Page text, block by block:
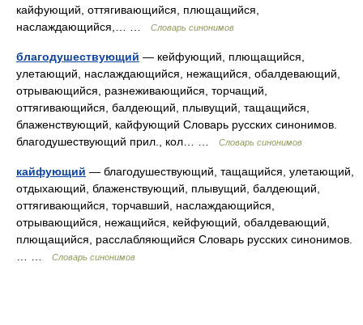
кайфующий, оттягивающийся, плющащийся,
наслаждающийся,… …
Словарь синонимов
благодушествующий — кейфующий, плющащийся,
улетающий, наслаждающийся, нежащийся, обалдевающий,
отрывающийся, разнеживающийся, торчащий,
оттягивающийся, балдеющий, плывущий, тащащийся,
блаженствующий, кайфующий Словарь русских синонимов.
благодушествующий прил., кол… …
Словарь синонимов
кайфующий — благодушествующий, тащащийся, улетающий,
отдыхающий, блаженствующий, плывущий, балдеющий,
оттягивающийся, торчавший, наслаждающийся,
отрывающийся, нежащийся, кейфующий, обалдевающий,
плющащийся, расслабляющийся Словарь русских синонимов.
Словарь синонимов